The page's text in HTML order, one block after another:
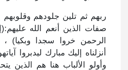
ربهم ثم تلين جلودهم وقلوبهم
صفات الذين أنعم الله
الرحمن خروا سجدا وبكيا) ،
أنزلناه إليك مبارك ليدبروا
وأولو الألباب هنا هم الذين